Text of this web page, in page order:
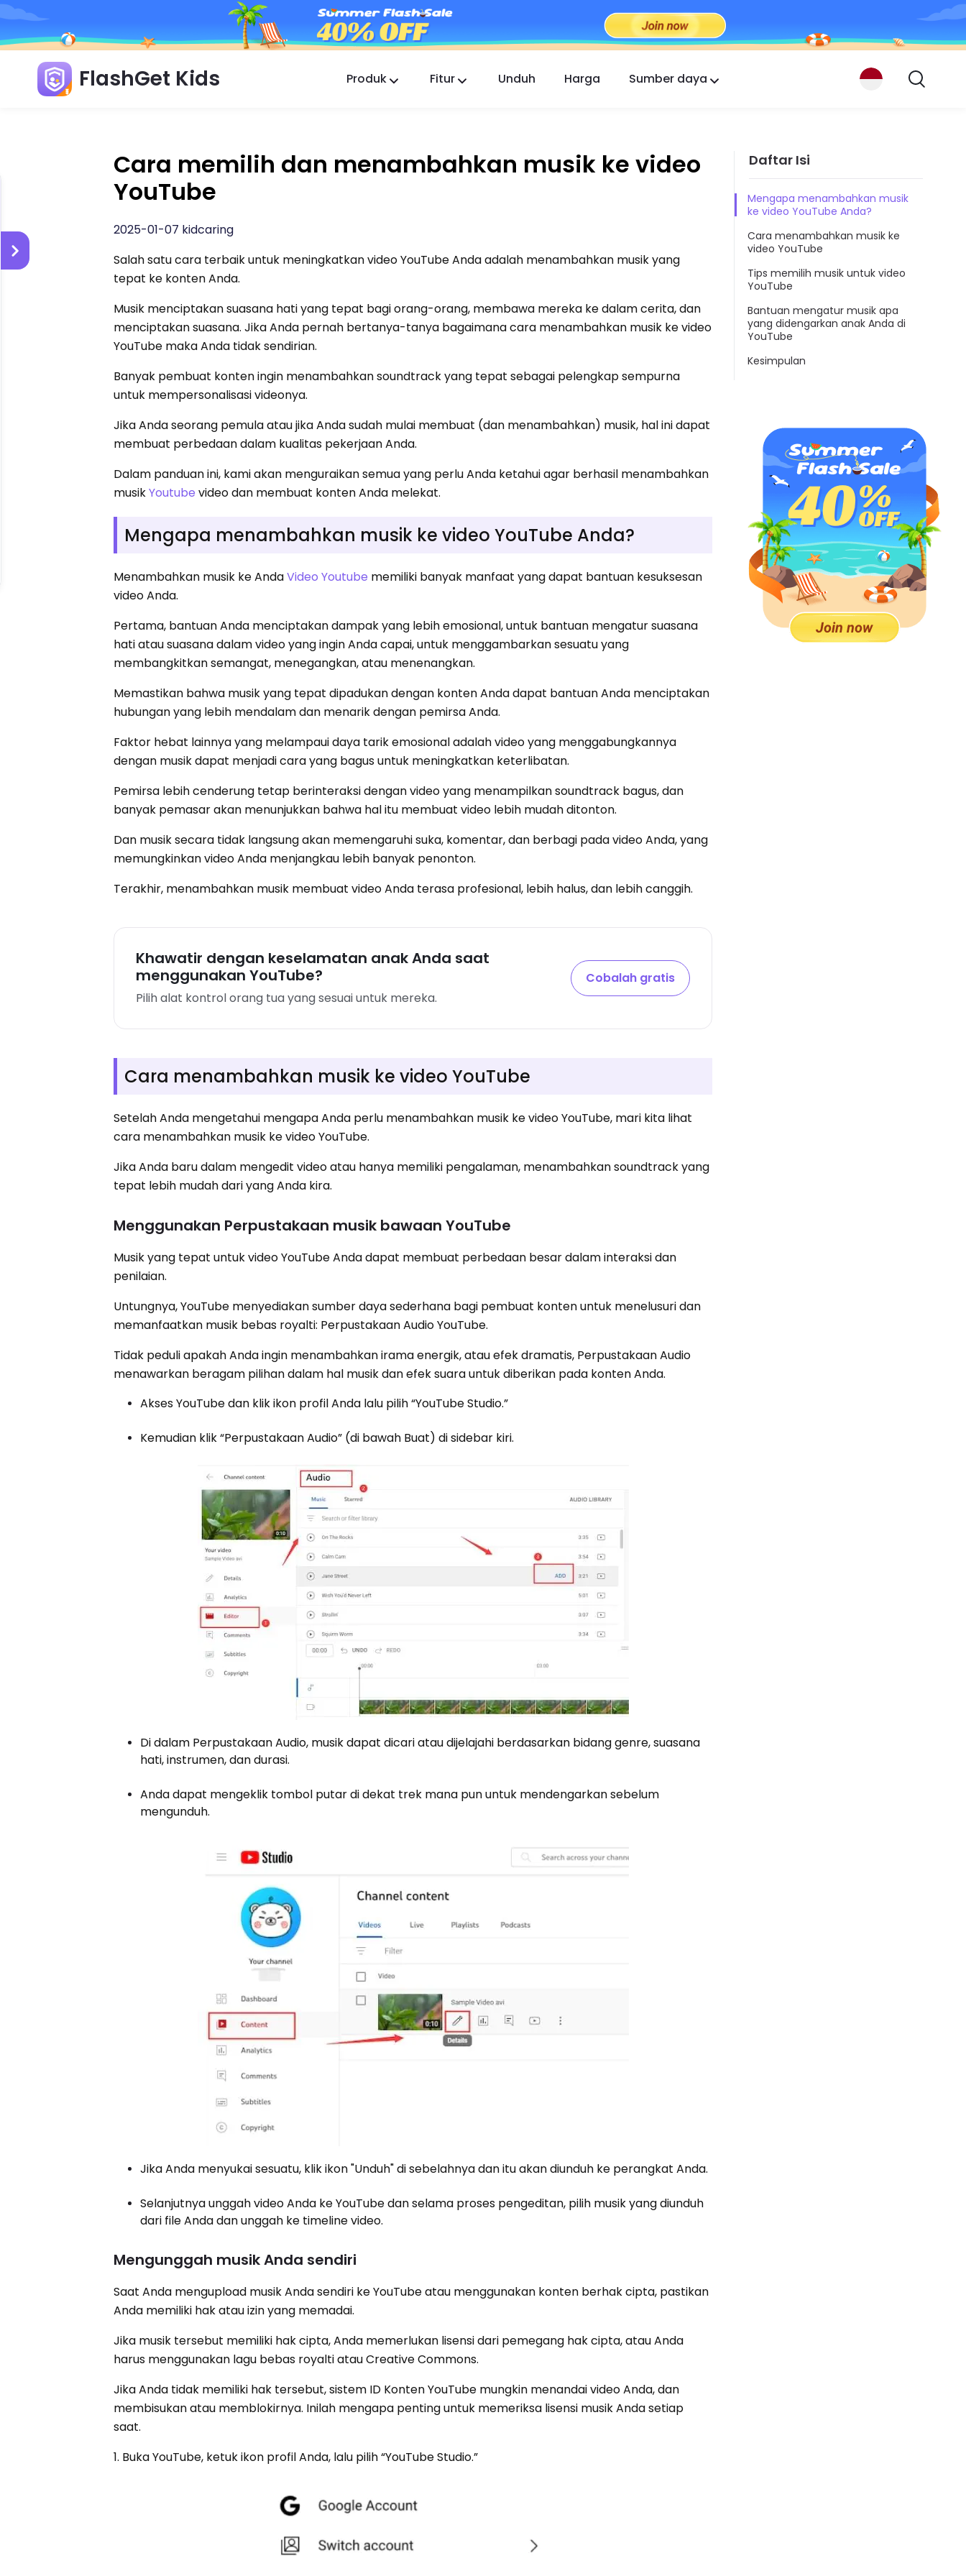
FlashGet Kids Produk
FlashGet Finder
Fitur Unduh Harga Sumber daya
Cara memilih dan menambahkan musik ke video
YouTube
2025-01-07 kidcaring
Salah satu cara terbaik untuk meningkatkan video YouTube Anda adalah menambahkan musik yang
tepat ke konten Anda.
Musik menciptakan suasana hati yang tepat bagi orang-orang, membawa mereka ke dalam cerita, dan
menciptakan suasana. Jika Anda pernah bertanya-tanya bagaimana cara menambahkan musik ke video
YouTube maka Anda tidak sendirian.
Banyak pembuat konten ingin menambahkan soundtrack yang tepat sebagai pelengkap sempurna
untuk mempersonalisasi videonya.
Jika Anda seorang pemula atau jika Anda sudah mulai membuat (dan menambahkan) musik, hal ini dapat
membuat perbedaan dalam kualitas pekerjaan Anda.
Dalam panduan ini, kami akan menguraikan semua yang perlu Anda ketahui agar berhasil menambahkan
musikYoutube video dan membuat konten Anda melekat.
Mengapa menambahkan musik ke video YouTube Anda?
Menambahkan musik ke AndaVideo Youtube memiliki banyak manfaat yang dapat bantuan kesuksesan
video Anda.
Pertama, bantuan Anda menciptakan dampak yang lebih emosional, untuk bantuan mengatur suasana
hati atau suasana dalam video yang ingin Anda capai, untuk menggambarkan sesuatu yang
membangkitkan semangat, menegangkan, atau menenangkan.
Memastikan bahwa musik yang tepat dipadukan dengan konten Anda dapat bantuan Anda menciptakan
hubungan yang lebih mendalam dan menarik dengan pemirsa Anda.
Faktor hebat lainnya yang melampaui daya tarik emosional adalah video yang menggabungkannya
dengan musik dapat menjadi cara yang bagus untuk meningkatkan keterlibatan.
Pemirsa lebih cenderung tetap berinteraksi dengan video yang menampilkan soundtrack bagus, dan
banyak pemasar akan menunjukkan bahwa hal itu membuat video lebih mudah ditonton.
Dan musik secara tidak langsung akan memengaruhi suka, komentar, dan berbagi pada video Anda, yang
memungkinkan video Anda menjangkau lebih banyak penonton.
Terakhir, menambahkan musik membuat video Anda terasa profesional, lebih halus, dan lebih canggih.
Khawatir dengan keselamatan anak Anda saat
menggunakan YouTube?
Pilih alat kontrol orang tua yang sesuai untuk mereka.
Cobalah gratis
Cara menambahkan musik ke video YouTube
Setelah Anda mengetahui mengapa Anda perlu menambahkan musik ke video YouTube, mari kita lihat
cara menambahkan musik ke video YouTube.
Jika Anda baru dalam mengedit video atau hanya memiliki pengalaman, menambahkan soundtrack yang
tepat lebih mudah dari yang Anda kira.
Menggunakan Perpustakaan musik bawaan YouTube
Musik yang tepat untuk video YouTube Anda dapat membuat perbedaan besar dalam interaksi dan
penilaian.
Untungnya, YouTube menyediakan sumber daya sederhana bagi pembuat konten untuk menelusuri dan
memanfaatkan musik bebas royalti: Perpustakaan Audio YouTube.
Tidak peduli apakah Anda ingin menambahkan irama energik, atau efek dramatis, Perpustakaan Audio
menawarkan beragam pilihan dalam hal musik dan efek suara untuk diberikan pada konten Anda.
Akses YouTube dan klik ikon profil Anda lalu pilih “YouTube Studio.”
Kemudian klik “Perpustakaan Audio” (di bawah Buat) di sidebar kiri.
Di dalam Perpustakaan Audio, musik dapat dicari atau dijelajahi berdasarkan bidang genre, suasana
hati, instrumen, dan durasi.
Anda dapat mengeklik tombol putar di dekat trek mana pun untuk mendengarkan sebelum
mengunduh.
Jika Anda menyukai sesuatu, klik ikon "Unduh" di sebelahnya dan itu akan diunduh ke perangkat Anda.
Selanjutnya unggah video Anda ke YouTube dan selama proses pengeditan, pilih musik yang diunduh
dari file Anda dan unggah ke timeline video.
Mengunggah musik Anda sendiri
Saat Anda mengupload musik Anda sendiri ke YouTube atau menggunakan konten berhak cipta, pastikan
Anda memiliki hak atau izin yang memadai.
Jika musik tersebut memiliki hak cipta, Anda memerlukan lisensi dari pemegang hak cipta, atau Anda
harus menggunakan lagu bebas royalti atau Creative Commons.
Jika Anda tidak memiliki hak tersebut, sistem ID Konten YouTube mungkin menandai video Anda, dan
membisukan atau memblokirnya. Inilah mengapa penting untuk memeriksa lisensi musik Anda setiap
saat.
1. Buka YouTube, ketuk ikon profil Anda, lalu pilih “YouTube Studio.”
Daftar Isi
Mengapa menambahkan musik
ke video YouTube Anda?
Cara menambahkan musik ke
video YouTube
Tips memilih musik untuk video
YouTube
Bantuan mengatur musik apa
yang didengarkan anak Anda di
YouTube
Kesimpulan